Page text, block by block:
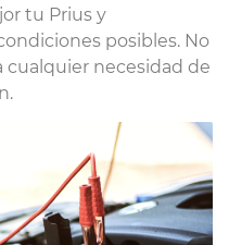
tu Prius y
posibles. No
necesidad de